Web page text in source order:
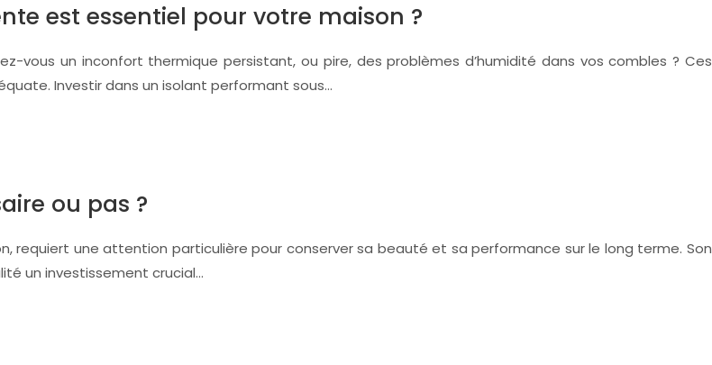
est essentiel pour votre maison ?
vous un inconfort thermique persistant, ou pire, des problèmes d’humidité dans vos combles ? Ces
Investir dans un isolant performant sous…
ou pas ?
une attention particulière pour conserver sa beauté et sa performance sur le long terme. Son
un investissement crucial…